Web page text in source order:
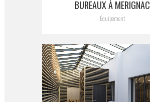
BUREAUX À MERIGNAC
Équipement